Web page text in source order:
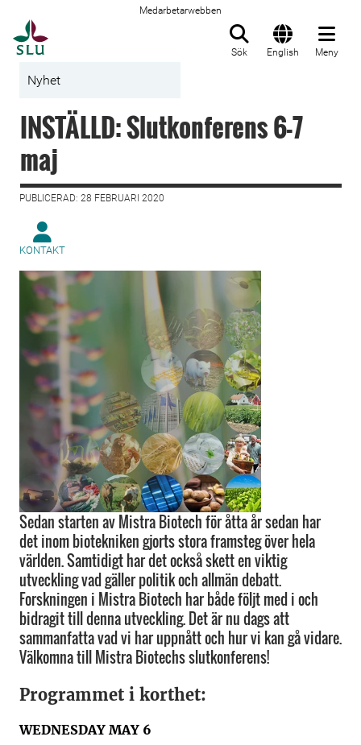
Medarbetarwebben
Sök English Meny
Nyhet
INSTÄLLD: Slutkonferens 6-7
maj
PUBLICERAD: 28 FEBRUARI 2020
KONTAKT
Sedan starten av Mistra Biotech för åtta år sedan har
det inom biotekniken gjorts stora framsteg över hela
världen. Samtidigt har det också skett en viktig
utveckling vad gäller politik och allmän debatt.
Forskningen i Mistra Biotech har både följt med i och
bidragit till denna utveckling. Det är nu dags att
sammanfatta vad vi har uppnått och hur vi kan gå vidare.
Välkomna till Mistra Biotechs slutkonferens!
Programmet i korthet:
WEDNESDAY MAY 6